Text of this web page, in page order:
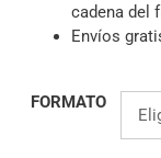
cadena del
Envíos
FORMATO